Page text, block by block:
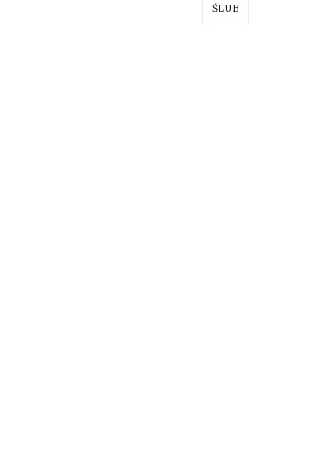
ŚLUB